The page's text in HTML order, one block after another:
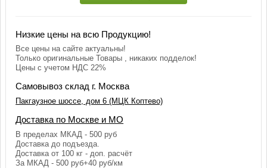
Низкие цены на всю Продукцию!
Все цены на сайте актуальны!
Только оригинальные Товары , никаких подделок!
Цены с учетом НДС 22%
Самовывоз склад г. Москва
Пакгаузное шоссе, дом 6 (МЦК Коптево)
Доставка по Москве и МО
В пределах МКАД - 500 руб
Доставка до подъезда.
Доставка от 100 кг - доп. расчёт
За МКАД - 500 руб+40 руб/км